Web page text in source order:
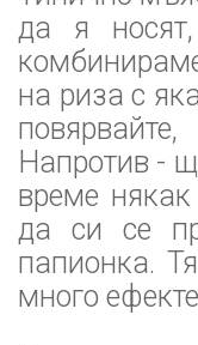
да я
на риза с
Напротив -
време
да си се
папионка.
много